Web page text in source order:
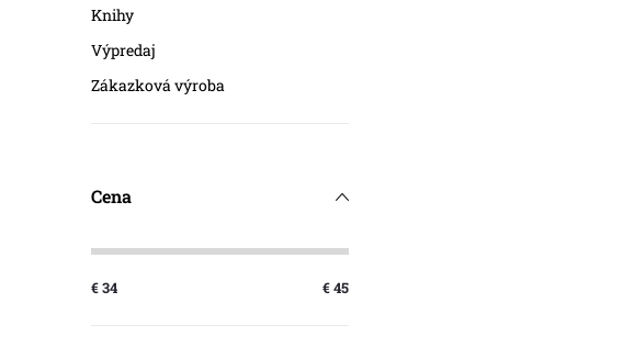
Knihy
Výpredaj
Zákazková výroba
Cena
€34 €45